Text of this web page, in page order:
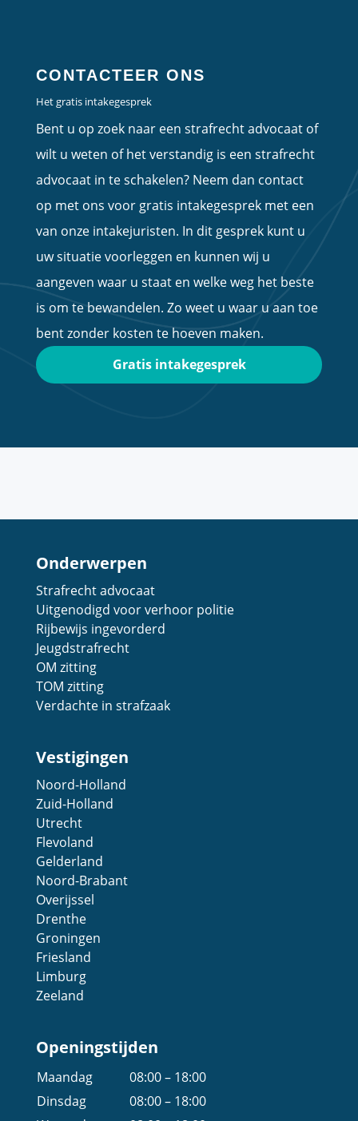
CONTACTEER ONS
Het gratis intakegesprek
Bent u op zoek naar een strafrecht advocaat of
wilt u weten of het verstandig is een strafrecht
advocaat in te schakelen? Neem dan contact
op met ons voor gratis intakegesprek met een
van onze intakejuristen. In dit gesprek kunt u
uw situatie voorleggen en kunnen wij u
aangeven waar u staat en welke weg het beste
is om te bewandelen. Zo weet u waar u aan toe
bent zonder kosten te hoeven maken.
Gratis intakegesprek
Onderwerpen
Strafrecht advocaat
Uitgenodigd voor verhoor politie
Rijbewijs ingevorderd
Jeugdstrafrecht
OM zitting
TOM zitting
Verdachte in strafzaak
Vestigingen
Noord-Holland
Zuid-Holland
Utrecht
Flevoland
Gelderland
Noord-Brabant
Overijssel
Drenthe
Groningen
Friesland
Limburg
Zeeland
Openingstijden
Maandag
08:00 – 18:00
Dinsdag
08:00 – 18:00